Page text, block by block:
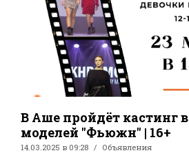
В Аше пройдёт кастинг
моделей "Фьюжн" | 16+
14.03.2025 в 09:28 Объявления